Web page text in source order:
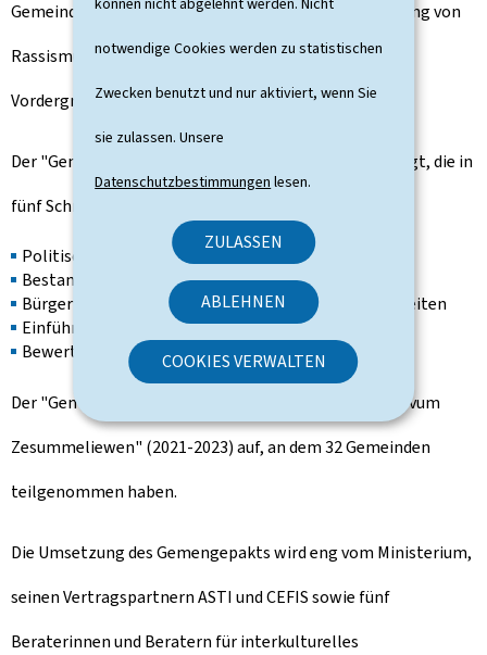
notwendige Cookies werden zu statistischen
Zwecken benutzt und nur aktiviert, wenn Sie
sie zulassen. Unsere
Datenschutzbestimmungen lesen.
ZULASSEN
ABLEHNEN
COOKIES VERWALTEN
Gemeinde wohnen oder arbeiten, sowie die Bekämpfung von
Rassismus und jeglicher Form von Diskriminierung im
Vordergrund stehen.
Der "Gemengepakt
" ist in thematische Zyklen angelegt, die in
fünf Schritten ablaufen:
Politisches Engagement
Bestandsaufnahme
Bürgerworkshops, die konkrete Maßnahmen ausarbeiten
Einführung konkreter Maßnahmen
Bewertung der geleisteten Arbeit
Der "Gemengepakt
Pakt vum
Zesummeliewen" (2021-2023) auf, an dem 32 Gemeinden
teilgenommen haben.
Die Umsetzung desGemengepaktswird eng vom Ministerium,
seinen Vertragspartnern ASTI und CEFIS sowie fünf
Beraterinnen und Beratern für interkulturelles